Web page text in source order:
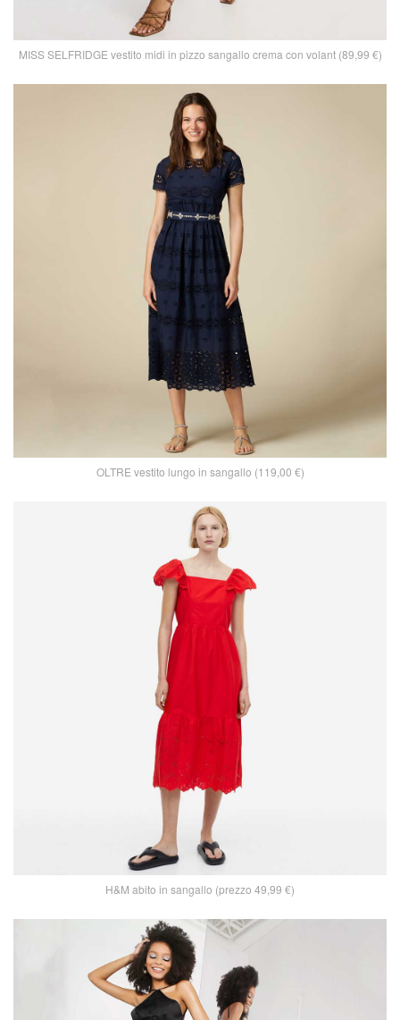
MISS SELFRIDGE vestito midi in pizzo sangallo crema con volant (89,99 €)
OLTRE vestito lungo in sangallo (119,00 €)
H&M abito in sangallo (prezzo 49,99 €)